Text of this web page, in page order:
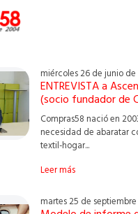
miércoles 26 de junio de
ENTREVISTA a
(socio fundador de
Compras58 nació en
necesidad de abaratar
textil-hogar...
Leer más
martes 25 de